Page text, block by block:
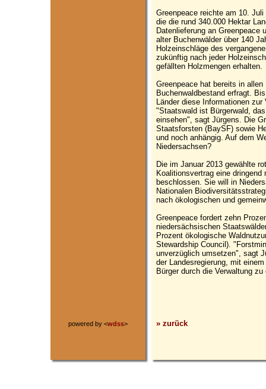
powered by <wdss>
Greenpeace reichte am 10.
die die rund 340.000 Hektar
Datenlieferung an Greenpeace
alter Buchenwälder über 140
Holzeinschläge des
zukünftig nach jeder
gefällten Holzmengen erhalten.
Greenpeace hat bereits in
Buchenwaldbestand erfragt.
Länder diese Informationen
"Staatswald ist Bürgerwald,
einsehen", sagt Jürgens. Die
Staatsforsten (BaySF) sowie
und noch anhängig. Auf dem
Niedersachsen?
Die im Januar 2013 gewählte
Koalitionsvertrag eine
beschlossen. Sie will in
Nationalen
nach ökologischen und
Greenpeace fordert zehn
niedersächsischen
Prozent ökologische
Stewardship Council).
unverzüglich umsetzen", sagt
der Landesregierung, mit
Bürger durch die Verwaltung zu
» zurück